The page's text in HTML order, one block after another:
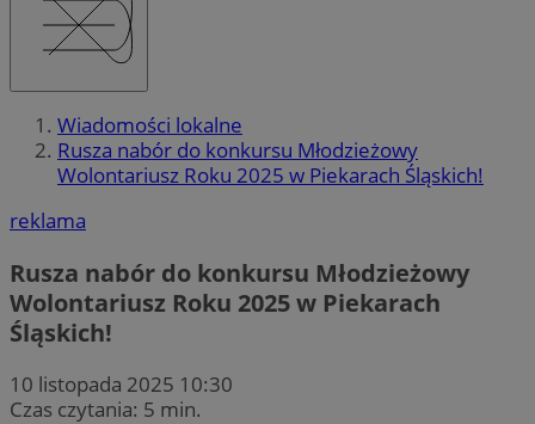
Wiadomości lokalne
Rusza nabór do konkursu Młodzieżowy
Wolontariusz Roku 2025 w Piekarach Śląskich!
reklama
Rusza nabór do konkursu Młodzieżowy
Wolontariusz Roku 2025 w Piekarach
Śląskich!
10 listopada 2025 10:30
Czas czytania: 5 min.